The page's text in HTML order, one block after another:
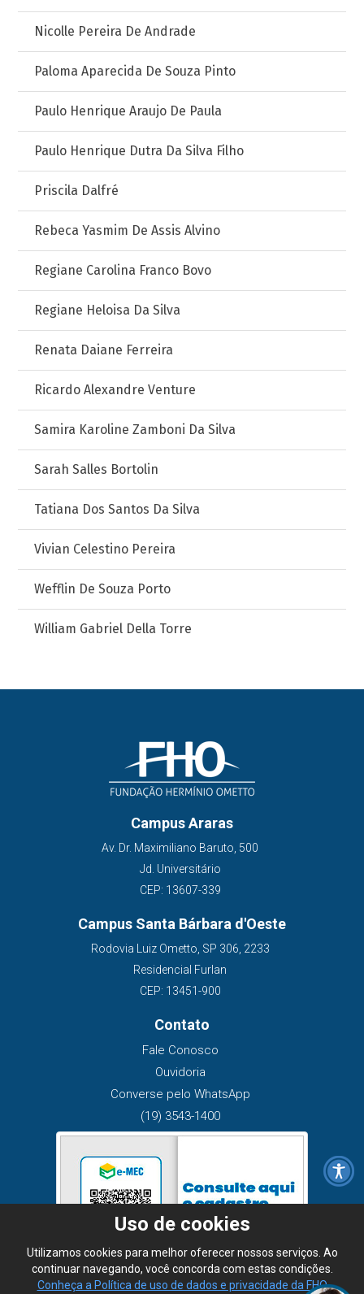
Nicolle Pereira De Andrade
Paloma Aparecida De Souza Pinto
Paulo Henrique Araujo De Paula
Paulo Henrique Dutra Da Silva Filho
Priscila Dalfré
Rebeca Yasmim De Assis Alvino
Regiane Carolina Franco Bovo
Regiane Heloisa Da Silva
Renata Daiane Ferreira
Ricardo Alexandre Venture
Samira Karoline Zamboni Da Silva
Sarah Salles Bortolin
Tatiana Dos Santos Da Silva
Vivian Celestino Pereira
Wefflin De Souza Porto
William Gabriel Della Torre
Campus Araras
Av. Dr. Maximiliano Baruto, 500
Jd. Universitário
CEP: 13607-339
Campus Santa Bárbara d'Oeste
Rodovia Luiz Ometto, SP 306, 2233
Residencial Furlan
CEP: 13451-900
Contato
Fale Conosco
Ouvidoria
Converse pelo WhatsApp
(19) 3543-1400
Uso de cookies
Utilizamos cookies para melhor oferecer nossos serviços. Ao
continuar navegando, você concorda com estas condições.
Conheça a Política de uso de dados e privacidade da FHO